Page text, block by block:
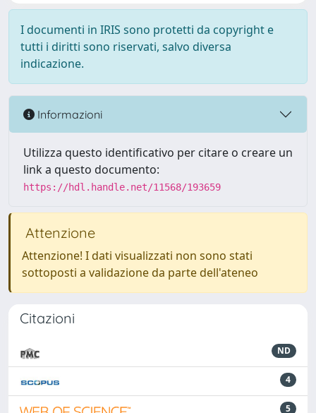
I documenti in IRIS sono protetti da copyright e
tutti i diritti sono riservati, salvo diversa
indicazione.
Informazioni
Utilizza questo identificativo per citare o creare un
link a questo documento:
https://hdl.handle.net/11568/193659
Attenzione
Attenzione! I dati visualizzati non sono stati
sottoposti a validazione da parte dell'ateneo
Citazioni
ND
4
5